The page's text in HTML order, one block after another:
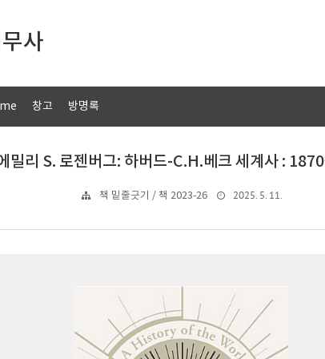
사
창고 방명록
밀리 S. 로젠버그: 하버드-C.H.베크 세계사 :
책 밑줄긋기 / 책 2023-26 2025. 5. 11.